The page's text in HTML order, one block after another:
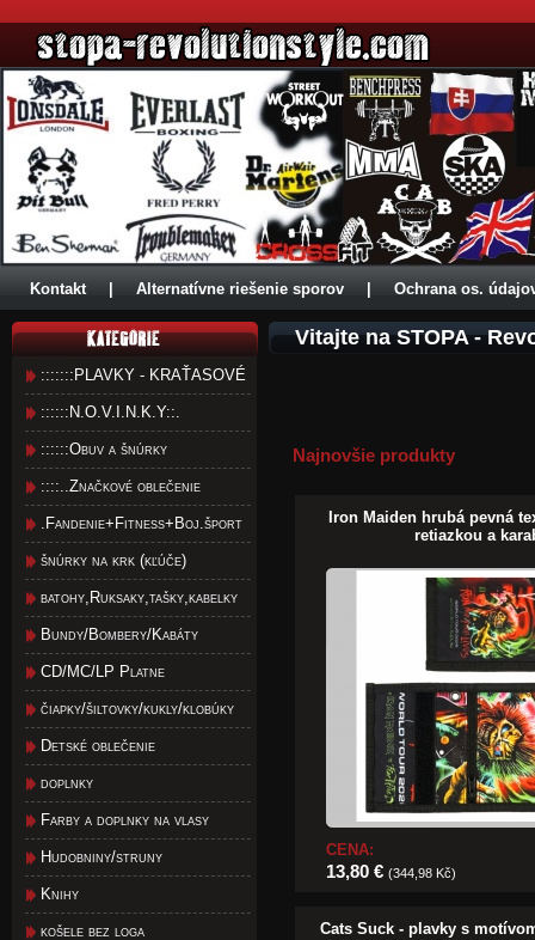
Kontakt Alternatívne riešenie sporov Ochrana os.
:::::::PLAVKY - KRAŤASOVÉ
::::::N.O.V.I.N.K.Y::.
::::::Obuv a šnúrky
::::..Značkové oblečenie
.Fandenie+Fitness+Boj.šport
šnúrky na krk (kľúče)
batohy,Ruksaky,tašky,kabelky
Bundy/Bombery/Kabáty
CD/MC/LP Platne
čiapky/šiltovky/kukly/klobúky
Detské oblečenie
doplnky
Farby a doplnky na vlasy
Hudobniny/struny
Knihy
košele bez loga
Vitajte na STOPA -
Najnovšie produkty
Iron Maiden hrubá pevná
retiazkou a
CENA:
13,80 € (344,98 Kč)
Cats Suck - plavky s